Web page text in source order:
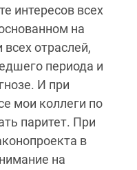
интересов всех
на
отраслей,
периода и
И при
мои коллеги по
паритет. При
в
на